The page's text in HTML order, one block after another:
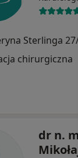
chirurgiczna
dr n.